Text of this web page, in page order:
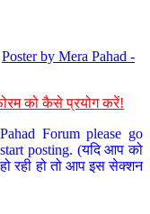
Poster by Mera Pahad -
को कैसे प्रयोग करें!
Forum please go
posting. (यदि आप को
रही हो तो आप इस सेक्शन